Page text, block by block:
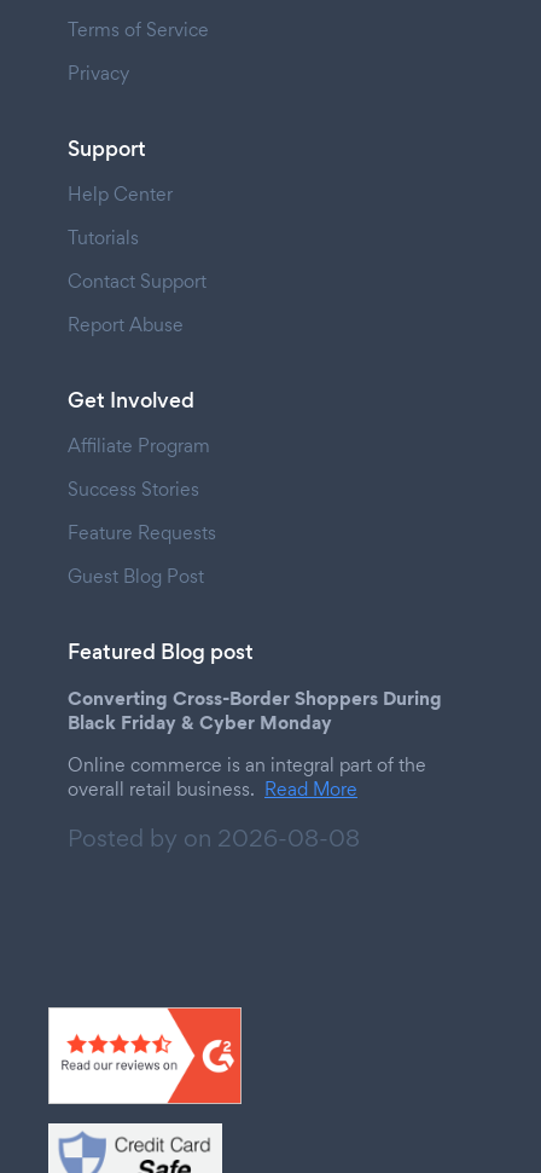
Terms of Service
Privacy
Support
Help Center
Tutorials
Contact Support
Report Abuse
Get Involved
Affiliate Program
Success Stories
Feature Requests
Guest Blog Post
Featured Blog post
Converting Cross-Border Shoppers During
Black Friday & Cyber Monday
Online commerce is an integral part of the
overall retail business. Read More
Posted by on 2026-08-08